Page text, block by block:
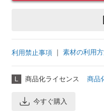
利用禁止事項 ｜ 素材の利用
L 商品化ライセンス 商品
今すぐ購入